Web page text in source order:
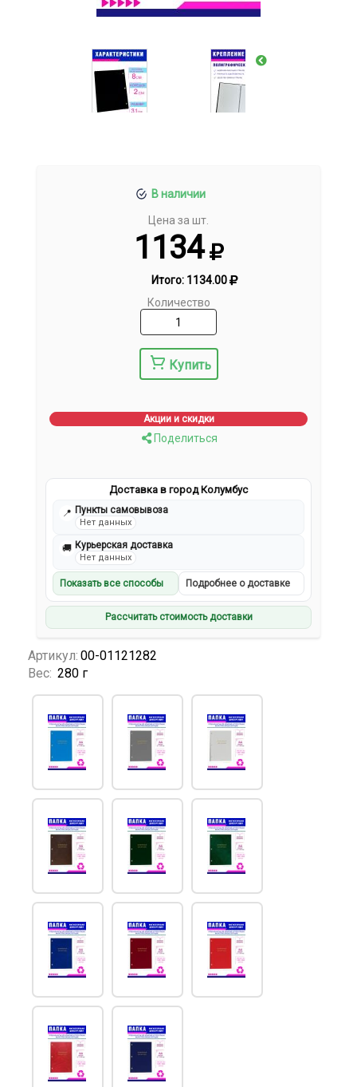
В наличии
Цена за шт.
1134
Итого: 1134.00
Количество
Купить
Акции и скидки
Поделиться
Доставка в город Колумбус
📍 Пункты самовывоза
Нет данных
🚚 Курьерская доставка
Нет данных
Показать все способы Подробнее о доставке
Рассчитать стоимость доставки
Артикул: 00-01121282
Вес: 280 г